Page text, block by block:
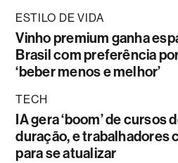
ESTILO DE VIDA
Vinho premium ganha
Brasil com preferência
‘beber menos e melhor’
TECH
IA gera ‘boom’ de cursos
duração, e trabalhadores
para se atualizar